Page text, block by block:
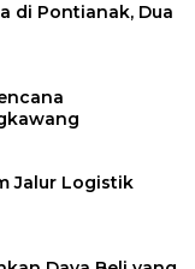
di Pontianak, Dua
Jalur Logistik